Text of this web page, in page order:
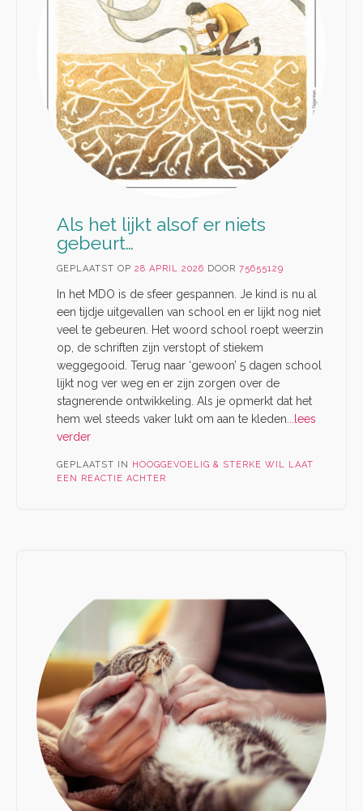
Als het lijkt alsof er niets
gebeurt…
GEPLAATST OP 28 APRIL 2026 DOOR 75655129
In het MDO is de sfeer gespannen. Je kind is nu al
een tijdje uitgevallen van school en er lijkt nog niet
veel te gebeuren. Het woord school roept weerzin
op, de schriften zijn verstopt of stiekem
weggegooid. Terug naar ‘gewoon’ 5 dagen school
lijkt nog ver weg en er zijn zorgen over de
stagnerende ontwikkeling. Als je opmerkt dat het
hem wel steeds vaker lukt om aan te kleden ...lees
verder
GEPLAATST IN HOOGGEVOELIG & STERKE WIL LAAT
EEN REACTIE ACHTER